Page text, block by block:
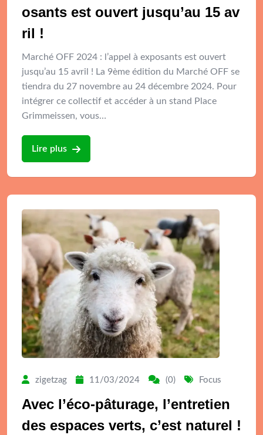
osants est ouvert jusqu’au 15 av
ril !
Marché OFF 2024 : l’appel à exposants est ouvert
jusqu’au 15 avril ! La 9ème édition du Marché OFF se
tiendra du 27 novembre au 24 décembre 2024. Pour
intégrer ce collectif et accéder à un stand Place
Grimmeissen, vous…
Lire plus
zigetzag 11/03/2024 (0) Focus
Avec l’éco-pâturage, l’entretien
des espaces verts, c’est naturel !